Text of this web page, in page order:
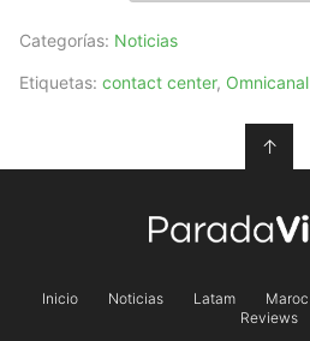
Categorías: Noticias
Etiquetas: contact center, Omnicanal
↑
Inicio Noticias Latam Maroc
Reviews